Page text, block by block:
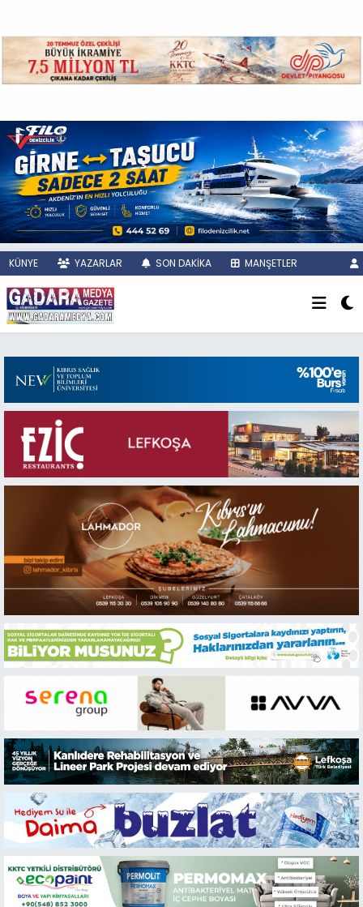
KÜNYE YAZARLAR SON DAKİKA MANŞETLER